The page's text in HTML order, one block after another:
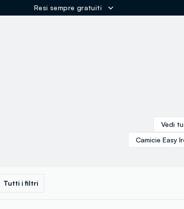
Resi sempre gratuiti
Vedi
Camicie Easy
Tutti i filtri